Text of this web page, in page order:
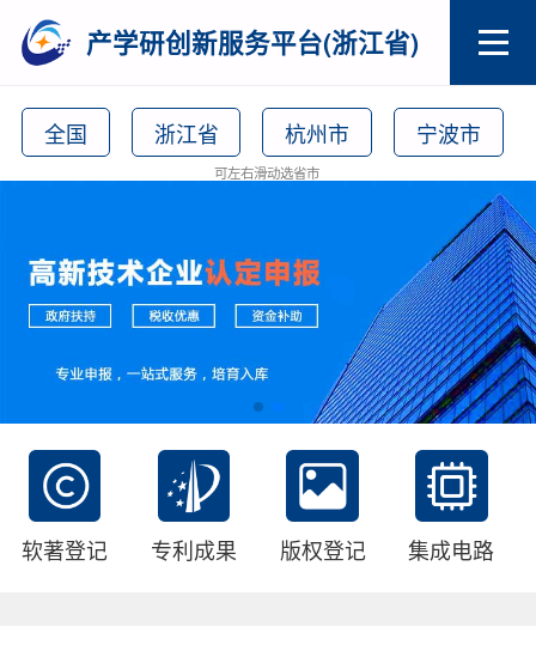
产学研创新服务平台(浙江省)
全国 浙江省 杭州市 宁波市
可左右滑动选省市
软著登记 专利成果 版权登记 集成电路